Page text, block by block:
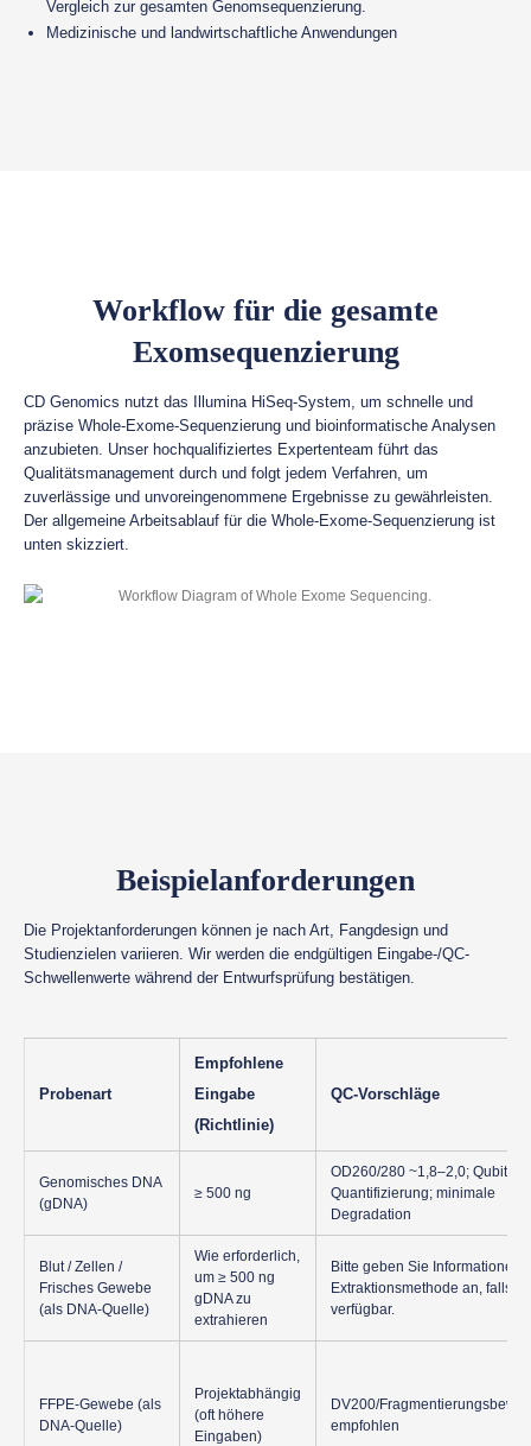
Vergleich zur gesamten Genomsequenzierung.
Medizinische und landwirtschaftliche Anwendungen
Workflow für die gesamte
Exomsequenzierung
CD Genomics nutzt das Illumina HiSeq-System, um schnelle und
präzise Whole-Exome-Sequenzierung und bioinformatische Analysen
anzubieten. Unser hochqualifiziertes Expertenteam führt das
Qualitätsmanagement durch und folgt jedem Verfahren, um
zuverlässige und unvoreingenommene Ergebnisse zu gewährleisten.
Der allgemeine Arbeitsablauf für die Whole-Exome-Sequenzierung ist
unten skizziert.
Beispielanforderungen
Die Projektanforderungen können je nach Art, Fangdesign und
Studienzielen variieren. Wir werden die endgültigen Eingabe-/QC-
Schwellenwerte während der Entwurfsprüfung bestätigen.
Probenart
Empfohlene
Eingabe
(Richtlinie)
QC-Vorschläge
Genomisches DNA
(gDNA)
≥ 500 ng
OD260/280 ~1,8–2,0; Qubit-
Quantifizierung; minimale
Degradation
Blut / Zellen /
Frisches Gewebe
(als DNA-Quelle)
Wie erforderlich,
um ≥ 500 ng
gDNA zu
extrahieren
Bitte geben Sie Informationen
Extraktionsmethode an, falls
verfügbar.
FFPE-Gewebe (als
DNA-Quelle)
Projektabhängig
(oft höhere
Eingaben)
DV200/
empfohlen